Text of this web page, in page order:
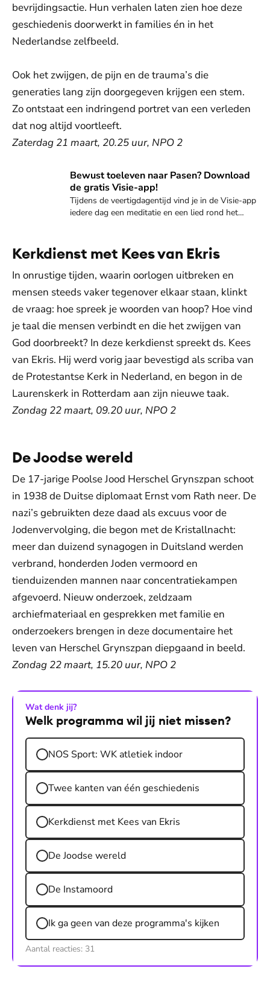
bevrijdingsactie. Hun verhalen laten zien hoe deze
geschiedenis doorwerkt in families én in het
Nederlandse zelfbeeld.
Ook het zwijgen, de pijn en de trauma’s die
generaties lang zijn doorgegeven krijgen een stem.
Zo ontstaat een indringend portret van een verleden
dat nog altijd voortleeft.
Zaterdag 21 maart, 20.25 uur, NPO 2
Bewust toeleven naar Pasen? Download
de gratis Visie-app!
Tijdens de veertigdagentijd vind je in de Visie-app
iedere dag een meditatie en een lied rond het
geïnterviewden of schrijvers van Visie.
Visie-app downloaden
Kerkdienst met Kees van Ekris
In onrustige tijden, waarin oorlogen uitbreken en
mensen steeds vaker tegenover elkaar staan, klinkt
de vraag: hoe spreek je woorden van hoop? Hoe vind
je taal die mensen verbindt en die het zwijgen van
God doorbreekt? In deze kerkdienst spreekt ds. Kees
van Ekris. Hij werd vorig jaar bevestigd als scriba van
de Protestantse Kerk in Nederland, en begon in de
Laurenskerk in Rotterdam aan zijn nieuwe taak.
Zondag 22 maart, 09.20 uur, NPO 2
De Joodse wereld
De 17-jarige Poolse Jood Herschel Grynszpan schoot
in 1938 de Duitse diplomaat Ernst vom Rath neer. De
nazi’s gebruikten deze daad als excuus voor de
Jodenvervolging, die begon met de Kristallnacht:
meer dan duizend synagogen in Duitsland werden
verbrand, honderden Joden vermoord en
tienduizenden mannen naar concentratiekampen
afgevoerd. Nieuw onderzoek, zeldzaam
archiefmateriaal en gesprekken met familie en
onderzoekers brengen in deze documentaire het
leven van Herschel Grynszpan diepgaand in beeld.
Zondag 22 maart, 15.20 uur, NPO 2
Wat denk jij?
Welk programma wil jij niet missen?
NOS Sport: WK atletiek indoor
Twee kanten van één geschiedenis
Kerkdienst met Kees van Ekris
De Joodse wereld
De Instamoord
Ik ga geen van deze programma's kijken
Aantal reacties: 31